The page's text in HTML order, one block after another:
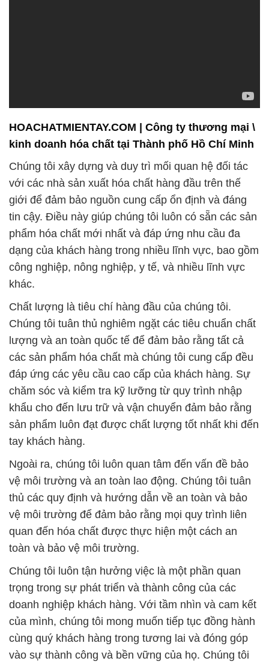
Chúng tôi xây dựng và duy trì mối quan hệ đối tác
với các nhà sản xuất hóa chất hàng đầu trên thế
giới để đảm bảo nguồn cung cấp ổn định và đáng
tin cậy. Điều này giúp chúng tôi luôn có sẵn các sản
phẩm hóa chất mới nhất và đáp ứng nhu cầu đa
dạng của khách hàng trong nhiều lĩnh vực, bao gồm
công nghiệp, nông nghiệp, y tế, và nhiều lĩnh vực
khác.
Chất lượng là tiêu chí hàng đầu của chúng tôi.
Chúng tôi tuân thủ nghiêm ngặt các tiêu chuẩn chất
lượng và an toàn quốc tế để đảm bảo rằng tất cả
các sản phẩm hóa chất mà chúng tôi cung cấp đều
đáp ứng các yêu cầu cao cấp của khách hàng. Sự
chăm sóc và kiểm tra kỹ lưỡng từ quy trình nhập
khẩu cho đến lưu trữ và vận chuyển đảm bảo rằng
sản phẩm luôn đạt được chất lượng tốt nhất khi đến
tay khách hàng.
Ngoài ra, chúng tôi luôn quan tâm đến vấn đề bảo
vệ môi trường và an toàn lao động. Chúng tôi tuân
thủ các quy định và hướng dẫn về an toàn và bảo
vệ môi trường để đảm bảo rằng mọi quy trình liên
quan đến hóa chất được thực hiện một cách an
toàn và bảo vệ môi trường.
Chúng tôi luôn tận hưởng việc là một phần quan
trọng trong sự phát triển và thành công của các
doanh nghiệp khách hàng. Với tầm nhìn và cam kết
của mình, chúng tôi mong muốn tiếp tục đồng hành
cùng quý khách hàng trong tương lai và đóng góp
vào sự thành công và bền vững của họ. Chúng tôi
tự hào là đối tác đáng tin cậy trong lĩnh vực hóa
chất, và chúng tôi sẽ tiếp tục nỗ lực để duy trì danh
tiếng này.
# Nhà bán hàng ε thương mại hóa chất hóa chất